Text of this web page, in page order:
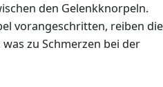
den Gelenkknorpeln.
vorangeschritten, reiben die
zu Schmerzen bei der